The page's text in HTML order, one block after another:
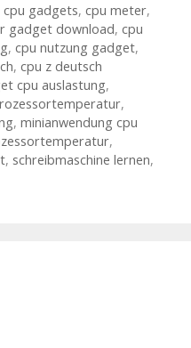
cpu gadgets, cpu meter,
gadget download, cpu
, cpu nutzung gadget,
, cpu z deutsch
cpu auslastung,
,
, minianwendung cpu
,
, schreibmaschine lernen,